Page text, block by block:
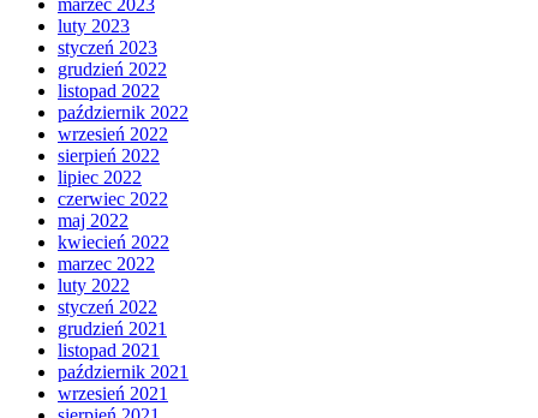
marzec 2023
luty 2023
styczeń 2023
grudzień 2022
listopad 2022
październik 2022
wrzesień 2022
sierpień 2022
lipiec 2022
czerwiec 2022
maj 2022
kwiecień 2022
marzec 2022
luty 2022
styczeń 2022
grudzień 2021
listopad 2021
październik 2021
wrzesień 2021